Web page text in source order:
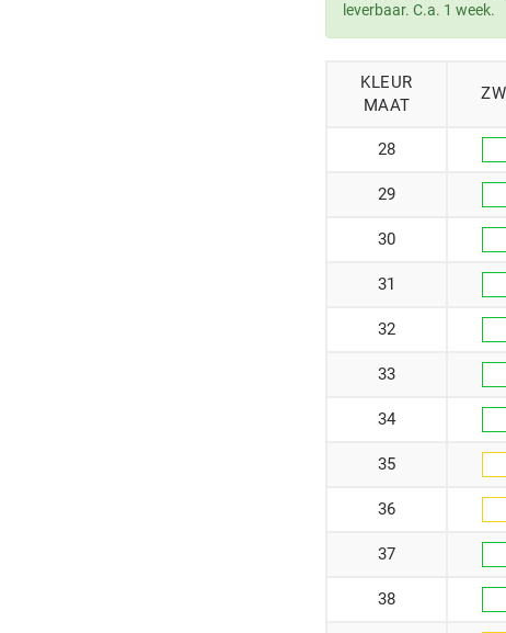
leverbaar. C.a. 1 week.
KLEUR
MAAT
28
29
30
31
32
33
34
35
36
37
38